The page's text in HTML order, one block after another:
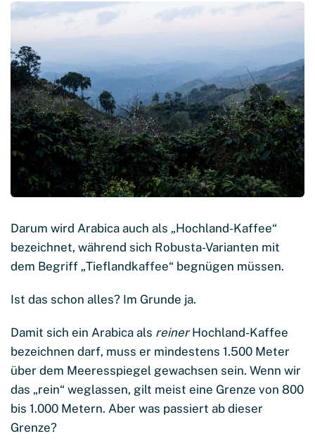
Darum wird Arabica auch als „Hochland-Kaffee“
bezeichnet, während sich Robusta-Varianten mit
dem Begriff „Tieflandkaffee“ begnügen müssen.
Ist das schon alles? Im Grunde ja.
Damit sich ein Arabica als reinerHochland-Kaffee
bezeichnen darf, muss er mindestens 1.500 Meter
über dem Meeresspiegel gewachsen sein. Wenn wir
das „rein“ weglassen, gilt meist eine Grenze von 800
bis 1.000 Metern. Aber was passiert ab dieser
Grenze?